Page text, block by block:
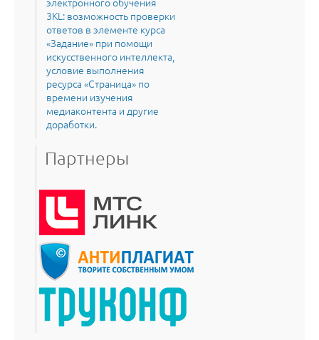
3KL: возможность проверки
ответов в элементе курса
«Задание» при помощи
искусственного интеллекта,
условие выполнения
ресурса «Страница» по
времени изучения
медиаконтента и другие
доработки.
Партнеры